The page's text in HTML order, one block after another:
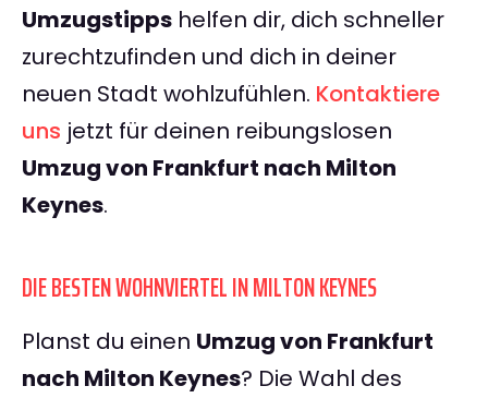
Umzugstipps helfen dir, dich schneller
zurechtzufinden und dich in deiner
neuen Stadt wohlzufühlen. Kontaktiere
uns jetzt für deinen reibungslosen
Umzug von Frankfurt nach Milton
Keynes.
DIE BESTEN WOHNVIERTEL IN MILTON KEYNES
Planst du einen Umzug von Frankfurt
nach Milton Keynes? Die Wahl des